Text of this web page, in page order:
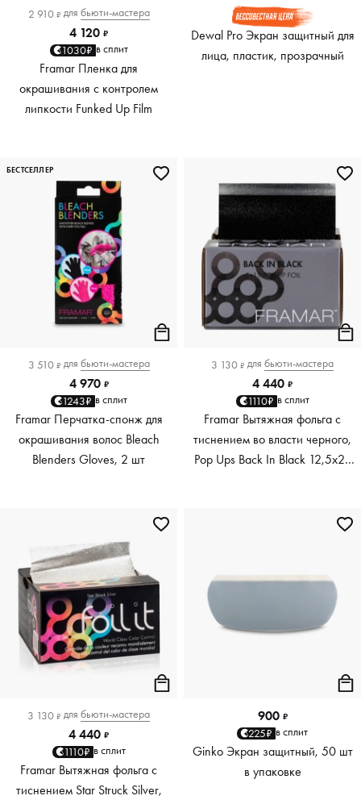
2 910 ₽ для бьюти-мастера
4 120 ₽
1030₽ в сплит
Framar Пленка для
окрашивания с контролем
липкости Funked Up Film
Dewal Pro Экран защитный для
лица, пластик, прозрачный
3 510 ₽ для бьюти-мастера
4 970 ₽
1243₽ в сплит
Framar Перчатка-спонж для
окрашивания волос Bleach
Blenders Gloves, 2 шт
БЕСТСЕЛЛЕР
3 130 ₽ для бьюти-мастера
4 440 ₽
1110₽ в сплит
Framar Вытяжная фольга с
тиснением во власти черного,
Pop Ups Back In Black 12,5х28
3 130 ₽ для бьюти-мастера
4 440 ₽
1110₽ в сплит
Framar Вытяжная фольга с
тиснением Star Struck Silver,
900 ₽
225₽ в сплит
Ginko Экран защитный, 50 шт
в упаковке